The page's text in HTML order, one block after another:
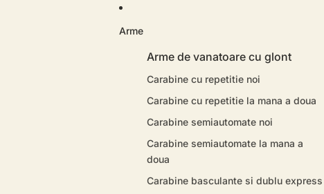
Arme
Arme de vanatoare cu glont
Carabine cu repetitie noi
Carabine cu repetitie la mana a doua
Carabine semiautomate noi
Carabine semiautomate la mana a
doua
Carabine basculante si dublu express